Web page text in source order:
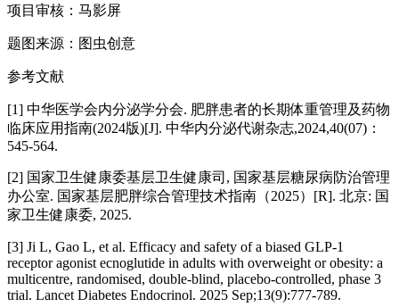
项目审核：马影屏
题图来源：图虫创意
参考文献
[1] 中华医学会内分泌学分会. 肥胖患者的长期体重管理及药物
临床应用指南(2024版)[J]. 中华内分泌代谢杂志,2024,40(07)：
545-564.
[2] 国家卫生健康委基层卫生健康司, 国家基层糖尿病防治管理
办公室. 国家基层肥胖综合管理技术指南（2025）[R]. 北京: 国
家卫生健康委, 2025.
[3] Ji L, Gao L, et al. Efficacy and safety of a biased GLP-1
receptor agonist ecnoglutide in adults with overweight or obesity: a
multicentre, randomised, double-blind, placebo-controlled, phase 3
trial. Lancet Diabetes Endocrinol. 2025 Sep;13(9):777-789.